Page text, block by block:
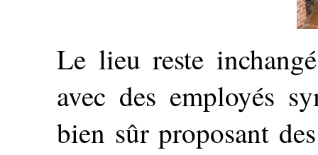
Le lieu reste
avec des employés
bien sûr proposant